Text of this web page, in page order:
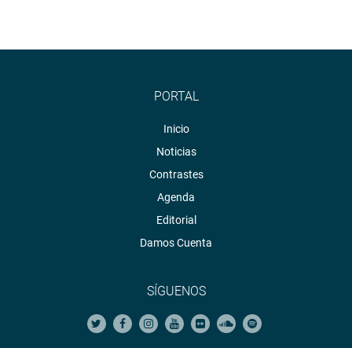
PORTAL
Inicio
Noticias
Contrastes
Agenda
Editorial
Damos Cuenta
SÍGUENOS